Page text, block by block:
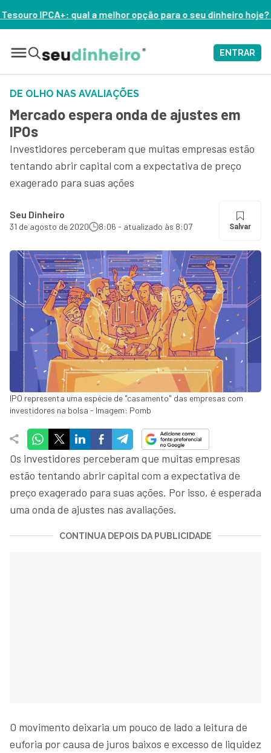
opção para o seu dinheiro hoje? – ASSISTA AGORA
ENTRAR
DE OLHO NAS AVALIAÇÕES
Mercado espera onda de ajustes em
IPOs
Investidores perceberam que muitas empresas estão
tentando abrir capital com a expectativa de preço
exagerado para suas ações
Seu Dinheiro
31 de agosto de 2020 8:06 - atualizado às 8:07 Salvar
IPO representa uma espécie de "casamento" das empresas com
investidores na bolsa - Imagem: Pomb
Os investidores perceberam que muitas empresas
estão tentando abrir capital com a expectativa de
preço exagerado para suas ações. Por isso, é esperada
uma onda de ajustes nas avaliações.
CONTINUA DEPOIS DA PUBLICIDADE
O movimento deixaria um pouco de lado a leitura de
euforia por causa de juros baixos e excesso de liquidez